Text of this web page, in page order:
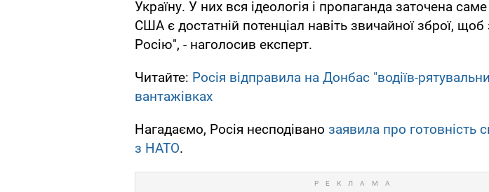
Україну. У них вся ідеологія і пропаганда заточена
США є достатній потенціал навіть звичайної зброї, щоб
Росію", - наголосив експерт.
Читайте: Росія відправила на Донбас "водіїв-
вантажівках
Нагадаємо, Росія несподівано заявила про готовність
з НАТО.